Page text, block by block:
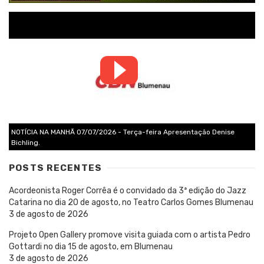
NOTÍCIA NA MANHÃ 07/07/2026 - Terça-feira Apresentação Denise
Bichling.
POSTS RECENTES
Acordeonista Roger Corrêa é o convidado da 3ª edição do Jazz
Catarina no dia 20 de agosto, no Teatro Carlos Gomes Blumenau
3 de agosto de 2026
Projeto Open Gallery promove visita guiada com o artista Pedro
Gottardi no dia 15 de agosto, em Blumenau
3 de agosto de 2026